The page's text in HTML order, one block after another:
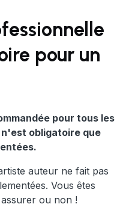
pour un
pour tous les
obligatoire que
auteur ne fait pas
Vous êtes
ou non !